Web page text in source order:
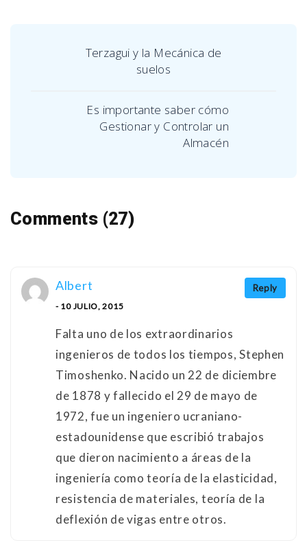
Terzagui y la Mecánica de
suelos
Es importante saber cómo
Gestionar y Controlar un
Almacén
Comments (27)
Reply
Albert
- 10 JULIO, 2015
Falta uno de los extraordinarios
ingenieros de todos los tiempos, Stephen
Timoshenko. Nacido un 22 de diciembre
de 1878 y fallecido el 29 de mayo de
1972, fue un ingeniero ucraniano-
estadounidense que escribió trabajos
que dieron nacimiento a áreas de la
ingeniería como teoría de la elasticidad,
resistencia de materiales, teoría de la
deflexión de vigas entre otros.